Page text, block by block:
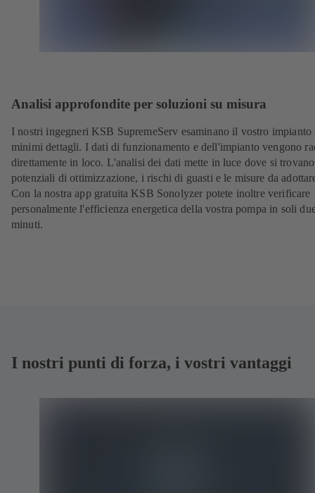
Analisi approfondite per soluzioni su misura
I nostri ingegneri KSB SupremeServ esaminano il vostro impianto
minimi dettagli. I dati di funzionamento e dell'impianto vengono
direttamente in loco. L'analisi dei dati mette in luce dove si
potenziali di ottimizzazione, i rischi di guasti e le misure da
Con la nostra app gratuita KSB Sonolyzer potete inoltre verificare
personalmente l'efficienza energetica della vostra pompa in soli
minuti.
I nostri punti di forza, i vostri vantaggi